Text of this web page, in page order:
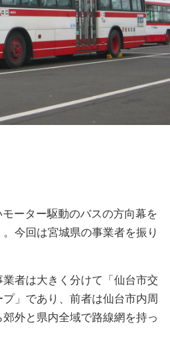
ーター駆動のバスの方向幕を
今回は宮城県の事業者を振り
者は大きく分けて「仙台市交
」であり、前者は仙台市内周
外と県内全域で路線網を持っ